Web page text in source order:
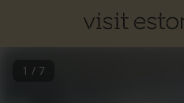
1 / 7